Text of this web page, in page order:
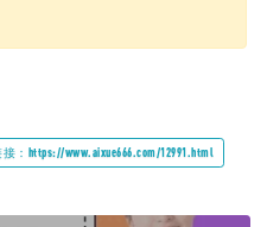
：https://www.aixue666.com/12991.html